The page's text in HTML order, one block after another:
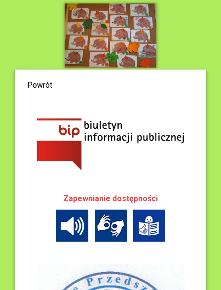
Powrót
Zapewnianie dostępności